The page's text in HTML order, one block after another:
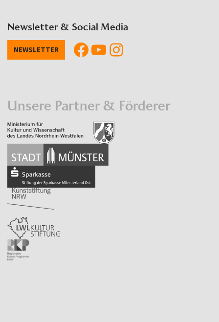
Newsletter & Social Media
NEWSLETTER
Unsere Partner & Förderer